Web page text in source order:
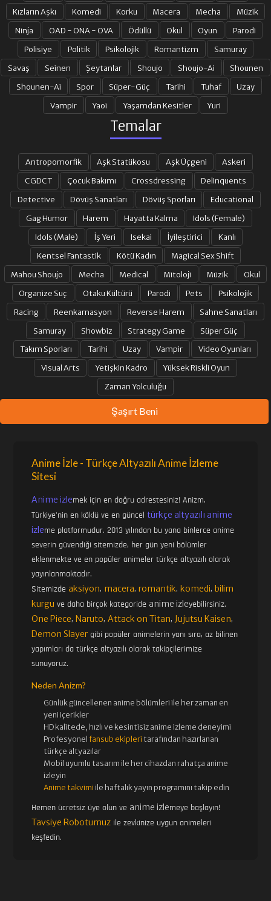
19. BÖLÜM 20. BÖLÜM
21. BÖLÜM 22. BÖLÜM
24. BÖLÜM
25. BÖLÜM 26. BÖLÜM
27. BÖLÜM 28. BÖLÜM FINAL
Kızların Aşkı Komedi Korku Macera Mecha
Müzik
Ninja
OAD - ONA - OVA Ödüllü Okul Oyun
Parodi
Polisiye
Politik Psikolojik Romantizm
Samuray
Savaş
Seinen Şeytanlar Shoujo Shoujo-Ai
Shounen
Shounen-Ai
Spor Süper-Güç Tarihi Tuhaf
Uzay
Vampir
Yaoi Yaşamdan Kesitler Yuri
Temalar
Antropomorfik Aşk Statükosu Aşk Üçgeni
Askeri
CGDCT
Çocuk Bakımı Crossdressing
Delinquents
Detective
Dövüş Sanatları Dövüş Sporları
Educational
Gag Humor
Harem Hayatta Kalma
Idols (Female)
Idols (Male)
İş Yeri Isekai İyileştirici
Kanlı
Kentsel Fantastik
Kötü Kadın
Magical Sex Shift
Mahou Shoujo
Mecha Medical Mitoloji Müzik
Okul
Organize Suç
Otaku Kültürü Parodi Pets
Psikolojik
Racing
Reenkarnasyon Reverse Harem
Sahne Sanatları
Samuray
Showbiz Strategy Game
Süper Güç
Takım Sporları
Tarihi Uzay Vampir
Video Oyunları
Visual Arts
Yetişkin Kadro
Yüksek Riskli Oyun
Zaman Yolculuğu
Şaşırt Beni
Anime İzle - Türkçe Altyazılı Anime İzleme
Sitesi
Anime izlemek için en doğru adrestesiniz! Anizm,
Türkiye'nin en köklü ve en günceltürkçe altyazılı anime
izleme platformudur. 2013 yılından bu yana binlerce anime
severin güvendiği sitemizde, her gün yeni bölümler
eklenmekte ve en popüler animeler türkçe altyazılı olarak
yayınlanmaktadır.
Sitemizdeaksiyon, macera,romantik, komedi, bilim
kurgu ve daha birçok kategoride anime izleyebilirsiniz.
One Piece, Naruto,Attack on Titan, Jujutsu Kaisen,
Demon Slayer gibi popüler animelerin yanı sıra, az bilinen
yapımları da türkçe altyazılı olarak takipçilerimize
sunuyoruz.
Neden Anizm?
Günlük güncellenen anime bölümleri ile her zaman en
yeni içerikler
HD kalitede, hızlı ve kesintisiz anime izleme deneyimi
Profesyonelfansub ekipleri tarafından hazırlanan
türkçe altyazılar
Mobil uyumlu tasarım ile her cihazdan rahatça anime
izleyin
Anime takvimi ile haftalık yayın programını takip edin
Hemen ücretsiz üye olun ve anime izlemeye başlayın!
Tavsiye Robotumuz ile zevkinize uygun animeleri
keşfedin.